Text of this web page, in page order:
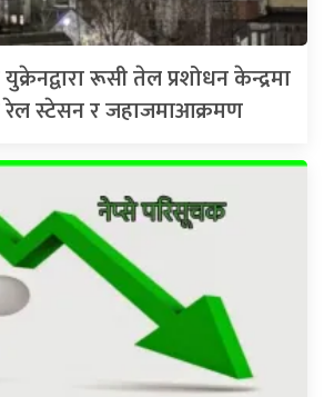
युक्रेनद्वारा रूसी तेल प्रशोधन केन्द्रमा
रेल स्टेसन र जहाजमाआक्रमण